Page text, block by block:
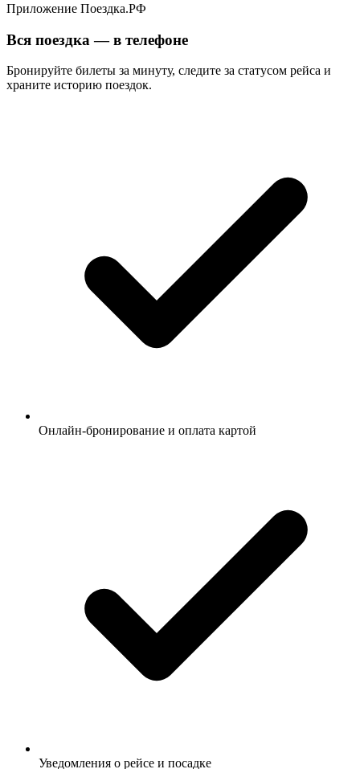
Приложение Поездка.РФ
Вся поездка — в телефоне
Бронируйте билеты за минуту, следите за статусом рейса и
храните историю поездок.
Онлайн-бронирование и оплата картой
Уведомления о рейсе и посадке